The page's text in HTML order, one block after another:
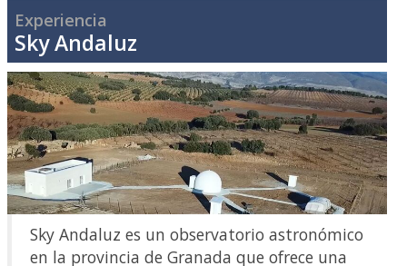
Experiencia
Sky Andaluz
Sky Andaluz es un observatorio astronómico
en la provincia de Granada que ofrece una